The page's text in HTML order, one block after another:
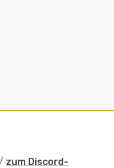
zum Discord-